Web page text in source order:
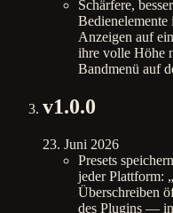
Schärfere,
Anzeigen auf
ihre volle Höhe
Bandmenü auf
v1.0.0
23. Juni 2026
Presets
jeder Plattform:
Überschreiben
des Plugins —